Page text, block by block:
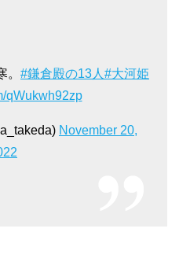
#鎌倉殿の13人 #大河姫
qWukwh92zp
November 20,